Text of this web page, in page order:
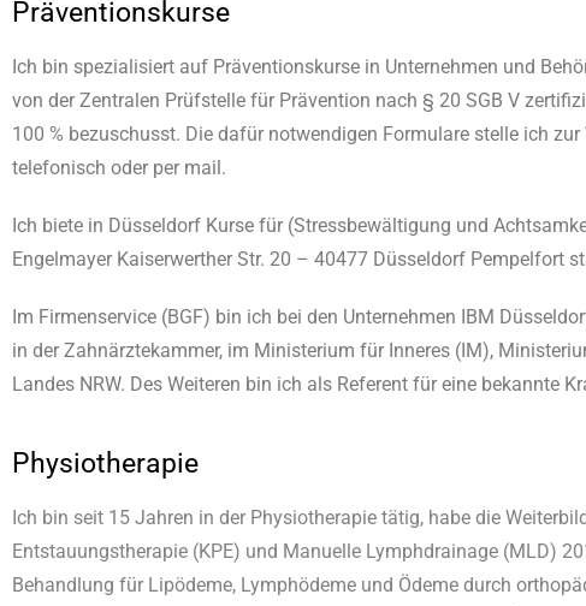
Präventionskurse
Ich bin spezialisiert auf Präventionskurse in Unternehmen und
von der Zentralen Prüfstelle für Prävention nach § 20 SGB V
100 % bezuschusst. Die dafür notwendigen Formulare stelle ich
telefonisch oder per mail.
Ich biete in Düsseldorf Kurse für (Stressbewältigung und
Engelmayer Kaiserwerther Str. 20 – 40477 Düsseldorf Pempelfort
Im Firmenservice (BGF) bin ich bei den Unternehmen IBM
in der Zahnärztekammer, im Ministerium für Inneres (IM),
Landes NRW. Des Weiteren bin ich als Referent für eine bekannte
Physiotherapie
Ich bin seit 15 Jahren in der Physiotherapie tätig, habe die
Entstauungstherapie (KPE) und Manuelle Lymphdrainage (MLD)
Behandlung für Lipödeme, Lymphödeme und Ödeme durch